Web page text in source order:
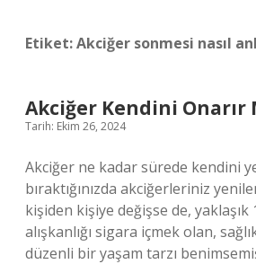
Etiket:Akciğer sonmesi nasıl
Akciğer Kendini Onarır
Tarih: Ekim 26, 2024
Akciğer ne kadar sürede kendini
bıraktığınızda akciğerleriniz
kişiden kişiye değişse de, yaklaşık
alışkanlığı sigara içmek olan,
düzenli bir yaşam tarzı